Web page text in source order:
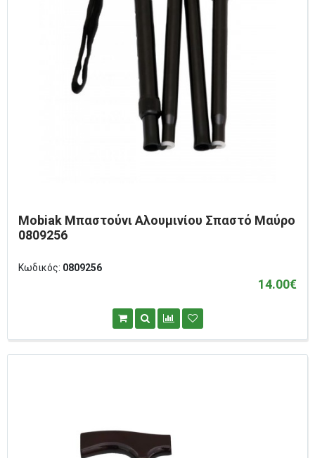
Mobiak Mπαστούνι Αλουμινίου Σπαστό Μαύρο
0809256
Κωδικός: 0809256
14.00€